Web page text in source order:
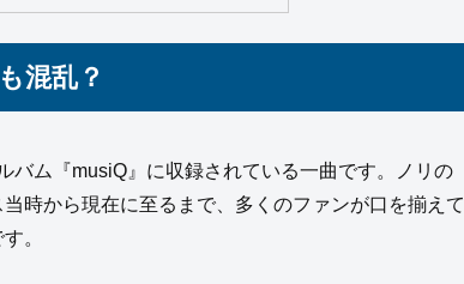
混乱？
バム『musiQ』に収録されている一曲です。ノリの
時から現在に至るまで、多くのファンが口を揃えて
。